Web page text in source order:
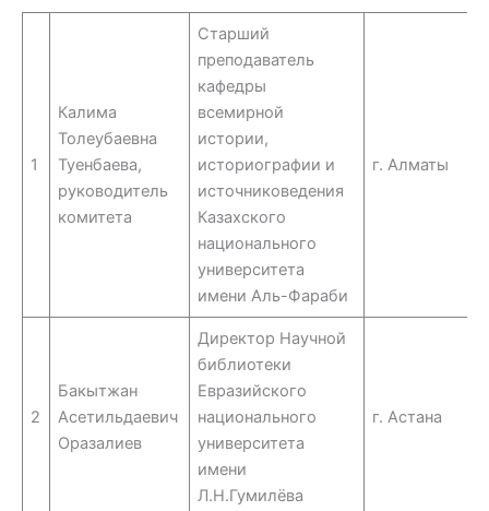
1
Калима
Толеубаевна
Туенбаева,
руководитель
комитета
Старший
преподаватель
кафедры
всемирной
истории,
историографии и
источниковедения
Казахского
национального
университета
имени Аль-Фараби
г. Алматы
2
Бакытжан
Асетильдаевич
Оразалиев
Директор Научной
библиотеки
Евразийского
национального
университета
имени
Л.Н.Гумилёва
г. Астана